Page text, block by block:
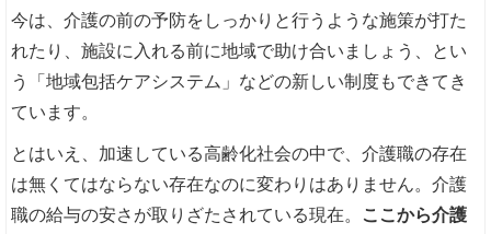
今は、介護の前の予防をしっかりと行うような施策が打た
れたり、施設に入れる前に地域で助け合いましょう、とい
う「地域包括ケアシステム」などの新しい制度もできてき
ています。
とはいえ、加速している高齢化社会の中で、介護職の存在
は無くてはならない存在なのに変わりはありません。介護
職の給与の安さが取りざたされている現在。 ここから介護